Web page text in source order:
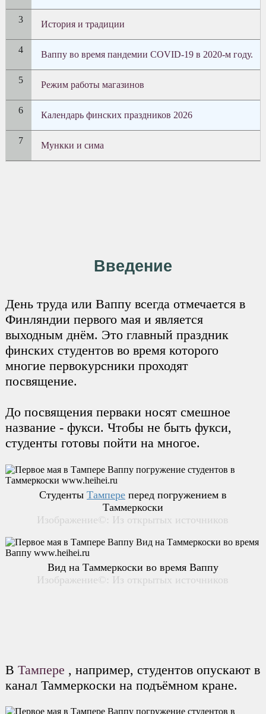
История и традиции
Ваппу во время пандемии COVID-19 в 2020-м году.
Режим работы магазинов
Календарь финских праздников 2026
Мункки и сима
Введение
День труда или Ваппу всегда отмечается в
Финляндии первого мая и является
выходным днём. Это главный праздник
финских студентов во время которого
многие первокурсники проходят
посвящение.
До посвящения перваки носят смешное
название - фукси. Чтобы не быть фукси,
студенты готовы пойти на многое.
Студенты Тампереперед погружением в
Таммеркоски
Изображение©: Из открытых источников
Вид на Таммеркоски во время Ваппу
Изображение©: Из открытых источников
В Тампере , например, студентов опускают в
канал Таммеркоски на подъёмном кране.